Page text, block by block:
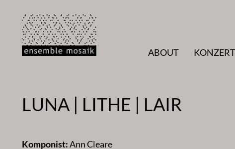
Inhalt
springen
ABOUT
LUNA | LITHE | LAIR
Komponist:Ann Cleare